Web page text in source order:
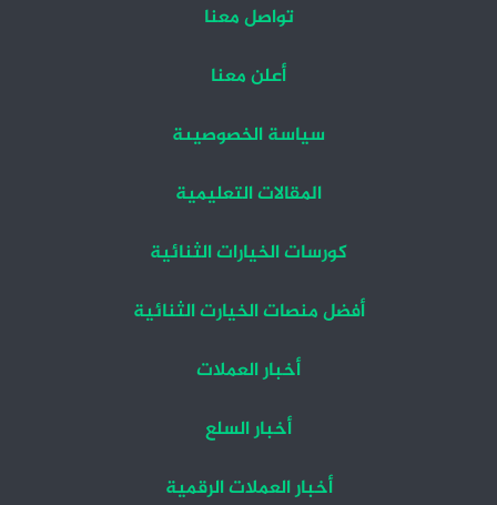
تواصل معنا
أعلن معنا
سياسة الخصوصيىة
المقالات التعليمية
كورسات الخيارات الثنائية
أفضل منصات الخيارت الثنائية
أخبار العملات
أخبار السلع
أخبار العملات الرقمية